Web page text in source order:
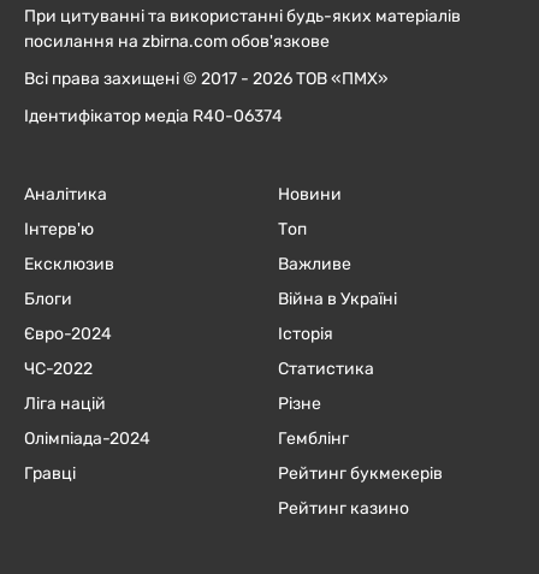
При цитуванні та використанні будь-яких матеріалів
посилання на zbirna.com обов'язкове
Всі права захищені © 2017 - 2026 ТОВ «ПМХ»
Ідентифікатор медіа R40-06374
Аналітика
Інтерв'ю
Ексклюзив
Блоги
Євро-2024
ЧC-2022
Ліга націй
Олімпіада-2024
Гравці
Новини
Топ
Важливе
Війна в Україні
Історія
Статистика
Різне
Гемблінг
Рейтинг букмекерів
Рейтинг казино